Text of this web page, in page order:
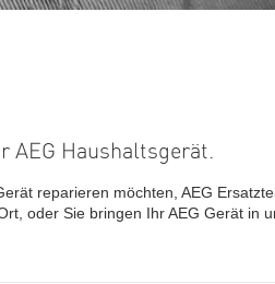
Haushaltsgerät.
reparieren möchten, AEG
oder Sie bringen Ihr AEG Gerät in